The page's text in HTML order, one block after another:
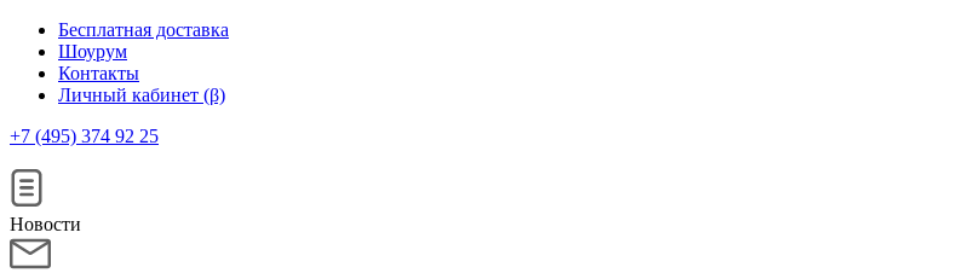
Бесплатная доставка
Шоурум
Контакты
Личный кабинет (β)
+7 (495) 374 92 25
Новости